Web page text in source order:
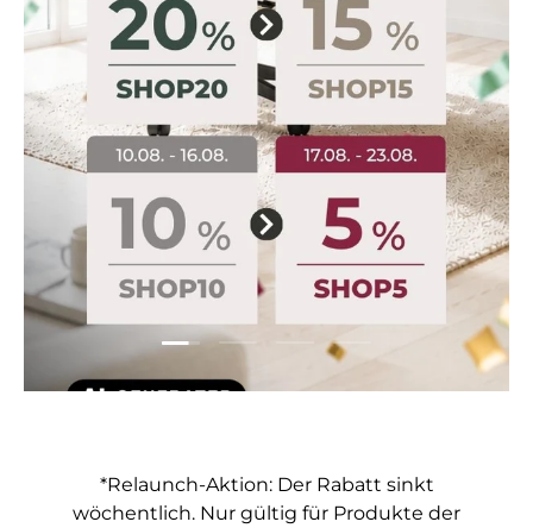
Folie laden 1 von 4
Folie laden 2 von 4
Folie laden 3 von 4
Folie laden 4 von 4
*Relaunch-Aktion: Der Rabatt sinkt
wöchentlich. Nur gültig für Produkte der